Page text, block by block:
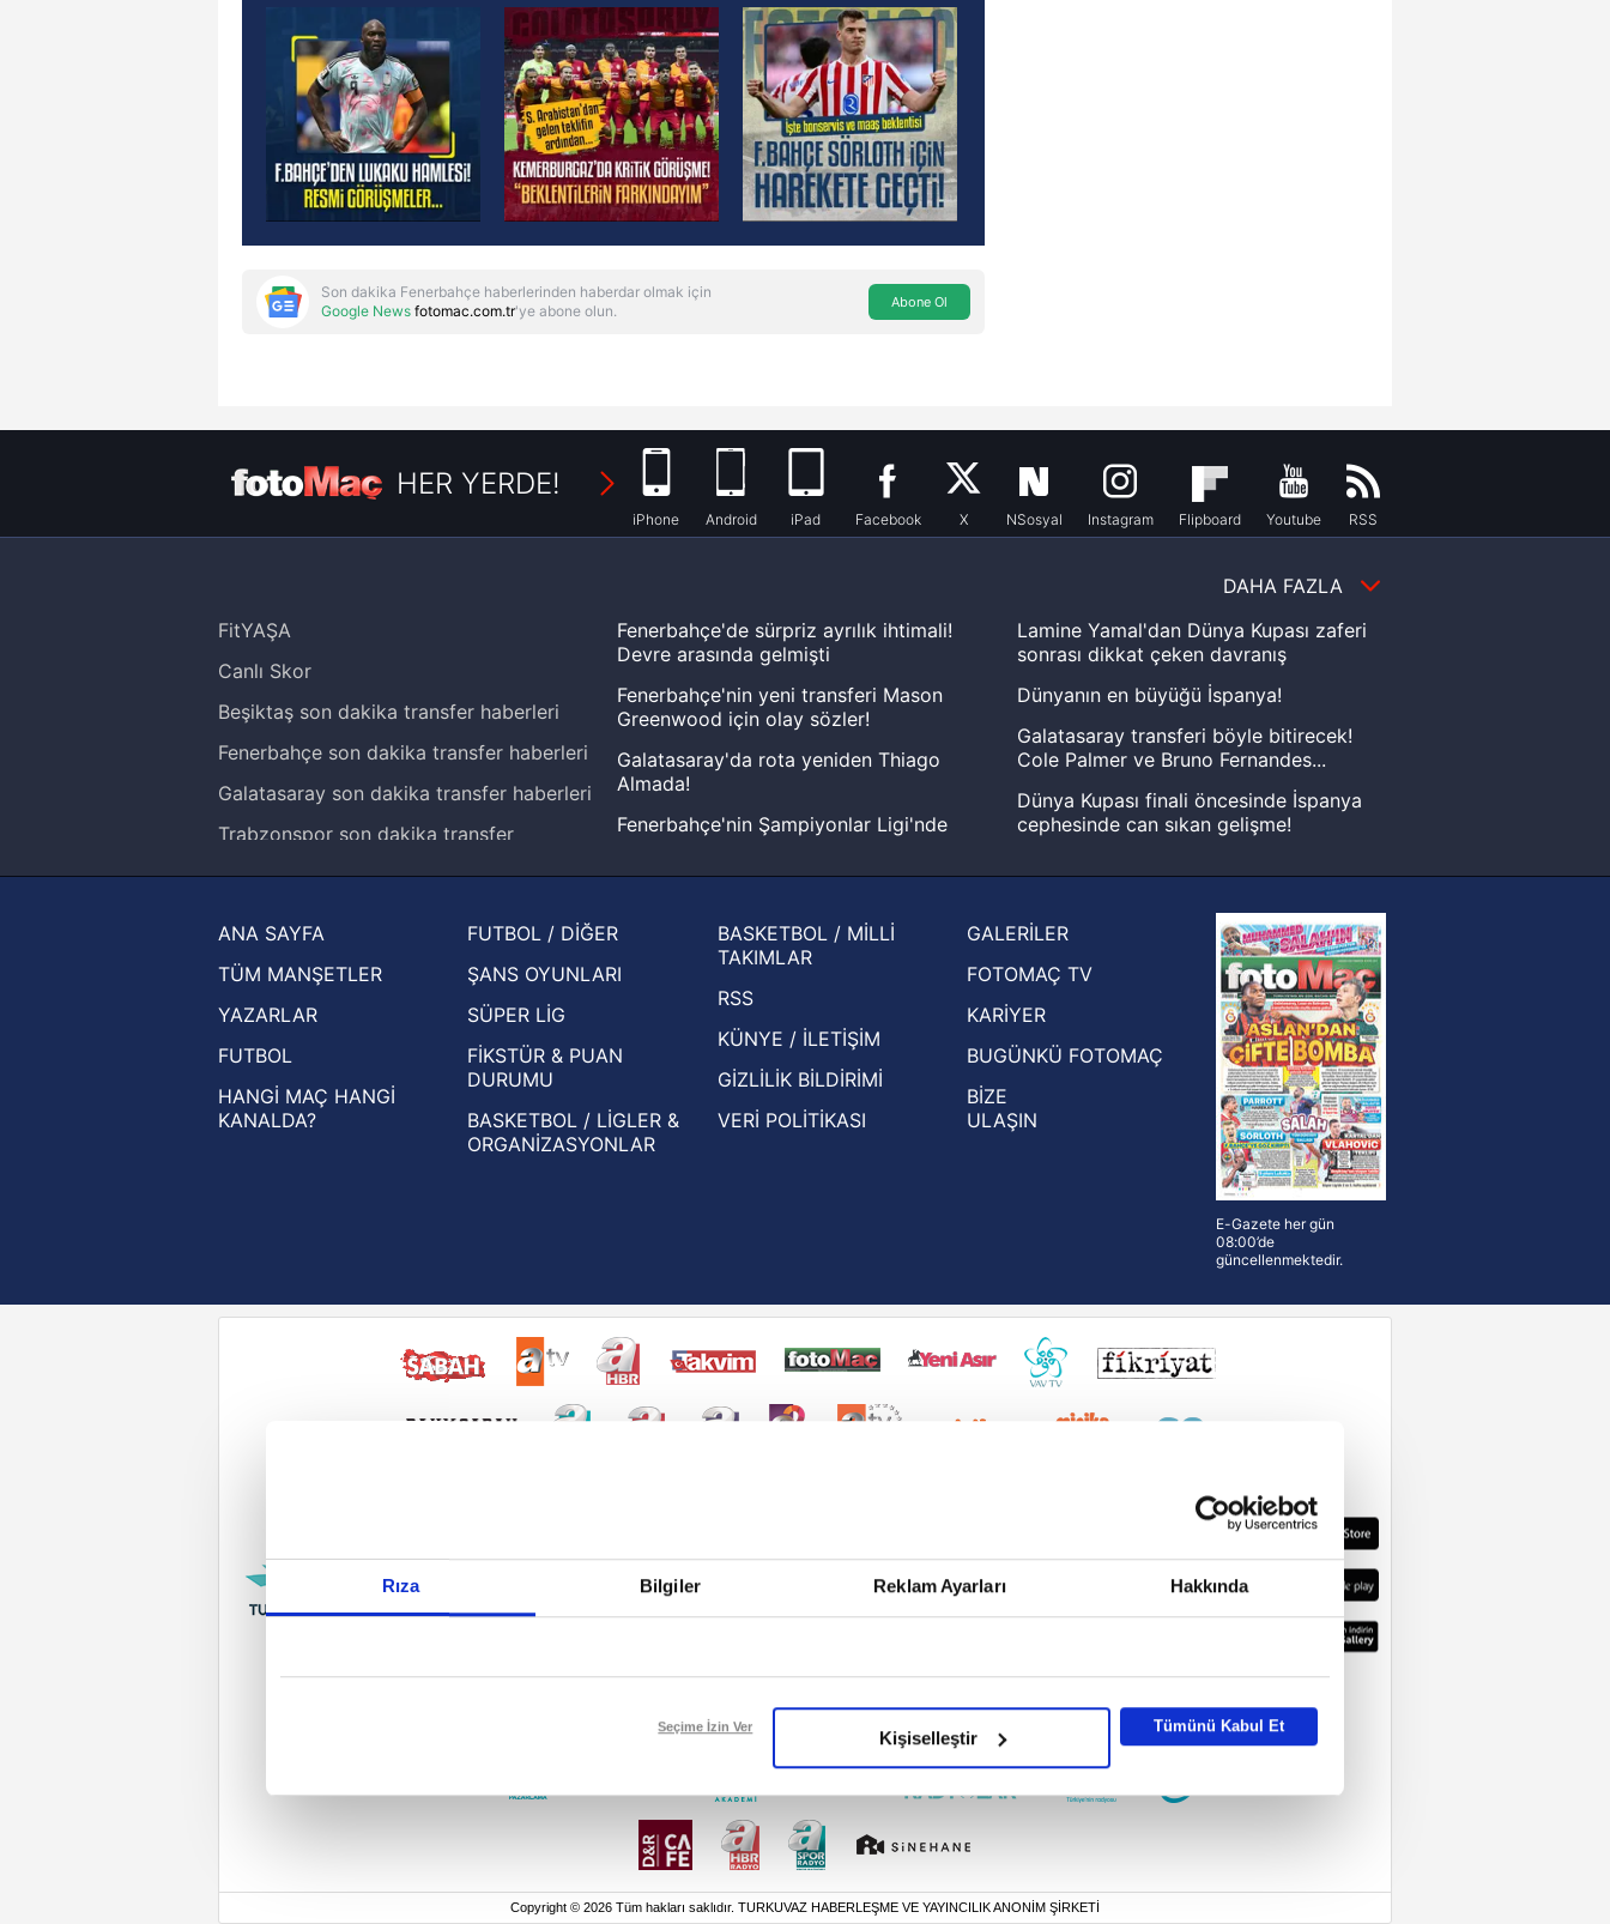
Rıza Bilgiler Reklam Ayarları Hakkında
Reddet
Seçime İzin Ver
Kişiselleştir
Tümünü Kabul Et
Son dakika Fenerbahçe haberlerinden haberdar olmak için
Google News fotomac.com.tr'ye abone olun. Abone Ol
HER YERDE!
iPhone Android iPad Facebook X NSosyal Instagram Flipboard Youtube RSS
DAHA FAZLA
FitYAŞA
Canlı Skor
Beşiktaş son dakika transfer haberleri
Fenerbahçe son dakika transfer haberleri
Galatasaray son dakika transfer haberleri
Trabzonspor son dakika transfer
Ziraat Türkiye Kupası haberleri
UEFA Şampiyonlar Ligi haberleri
UEFA Avrupa Ligi haberleri
UEFA Konferans Ligi haberleri
Fenerbahçe'de sürpriz ayrılık ihtimali!
Devre arasında gelmişti
Fenerbahçe'nin yeni transferi Mason
Greenwood için olay sözler!
Galatasaray'da rota yeniden Thiago
Almada!
Fenerbahçe'nin Şampiyonlar Ligi'nde
Zabrze'yi elerlerse...
basından gündem olan manşetler!
Beşiktaş'ın UEFA Avrupa Ligi'nde 3. Ön
Eleme Turu muhtemel rakipleri belli oldu!
Lamine Yamal'dan Dünya Kupası zaferi
sonrası dikkat çeken davranış
Dünyanın en büyüğü İspanya!
Galatasaray transferi böyle bitirecek!
Cole Palmer ve Bruno Fernandes...
Dünya Kupası finali öncesinde İspanya
cephesinde can sıkan gelişme!
Hernan Crespo, Meksika Ligi
ekiplerinden Atlas'ın yeni teknik direktörü
oldu
ANA SAYFA
TÜM MANŞETLER
YAZARLAR
FUTBOL
HANGİ MAÇ HANGİ
KANALDA?
FUTBOL / DİĞER
ŞANS OYUNLARI
SÜPER LİG
FİKSTÜR & PUAN
DURUMU
BASKETBOL / LİGLER &
ORGANİZASYONLAR
BASKETBOL / MİLLİ
TAKIMLAR
RSS
KÜNYE / İLETİŞİM
GİZLİLİK BİLDİRİMİ
VERİ POLİTİKASI
GALERİLER
FOTOMAÇ TV
KARİYER
BUGÜNKÜ FOTOMAÇ
BİZE
ULAŞIN
E-Gazete her gün
08:00’de
güncellenmektedir.
Copyright © 2026 Tüm hakları saklıdır. TURKUVAZ HABERLEŞME VE YAYINCILIK ANONİM ŞİRKETİ